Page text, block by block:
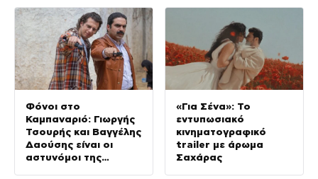
Φόνοι στο
Καμπαναριό: Γιωργής
Τσουρής και Βαγγέλης
Δαούσης είναι οι
αστυνόμοι της
«Για Σένα»: Το
εντυπωσιακό
κινηματογραφικό
trailer με άρωμα
Σαχάρας